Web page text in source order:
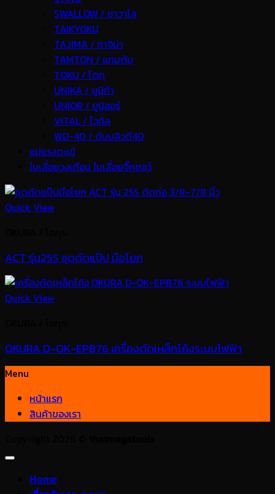
SWALLOW / ซาวาโล
TAIKYOKU
TAJIMA / ทาจิม่า
TAMTON / แทมตัน
TOKU / โตกุ
UNIKA / ยูนิก้า
UNIOR / ยูนิออร์
VITAL / ไวทัล
WD-40 / ดับบลิวดี40
แม่แรงตะเข้
ใบเลื่อยวงเดือน ใบเลื่อยจิ๊กซอว์
Quick View
ACT รุ่น25S ชุดดัดแป๊ป มือโยก
Quick View
OKURA D-OK-EPB76 เครื่องดัดเหล็กโค้งระบบไฟฟ้า
Menu
หน้าแรก
สินค้าของเรา
Home